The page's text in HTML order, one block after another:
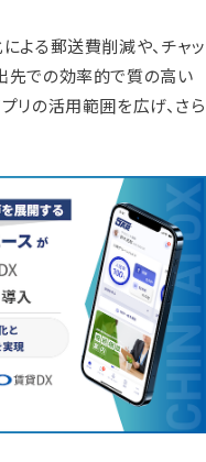
よる郵送費削減や、チャッ
先での効率的で質の高い
リの活用範囲を広げ、さら